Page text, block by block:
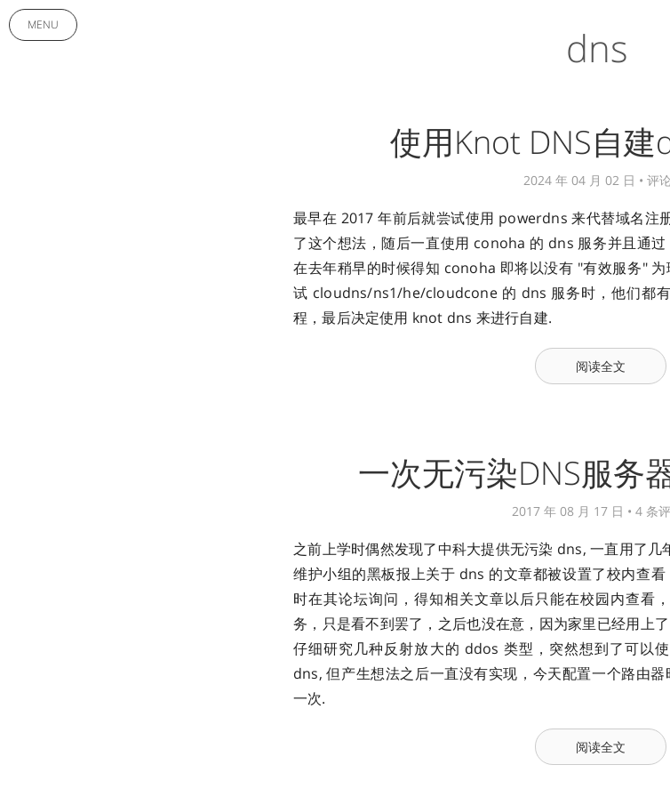
MENU dns
使用Knot DNS自建
2024 年 04 月 02 日 • 评论
最早在 2017 年前后就尝试使用 powerdns 来代替域名注
了这个想法，随后一直使用 conoha 的 dns 服务并且通
在去年稍早的时候得知 conoha 即将以没有 "有效服务"
试 cloudns/ns1/he/cloudcone 的 dns 服务时，他们都
程，最后决定使用 knot dns 来进行自建.
阅读全文
一次无污染DNS服务
2017 年 08 月 17 日 • 4 条
之前上学时偶然发现了中科大提供无污染 dns, 一直用了几
维护小组的黑板报上关于 dns 的文章都被设置了校内查
时在其论坛询问，得知相关文章以后只能在校园内查看
务，只是看不到罢了，之后也没在意，因为家里已经用上
仔细研究几种反射放大的 ddos 类型，突然想到了可以
dns, 但产生想法之后一直没有实现，今天配置一个路由
一次.
阅读全文